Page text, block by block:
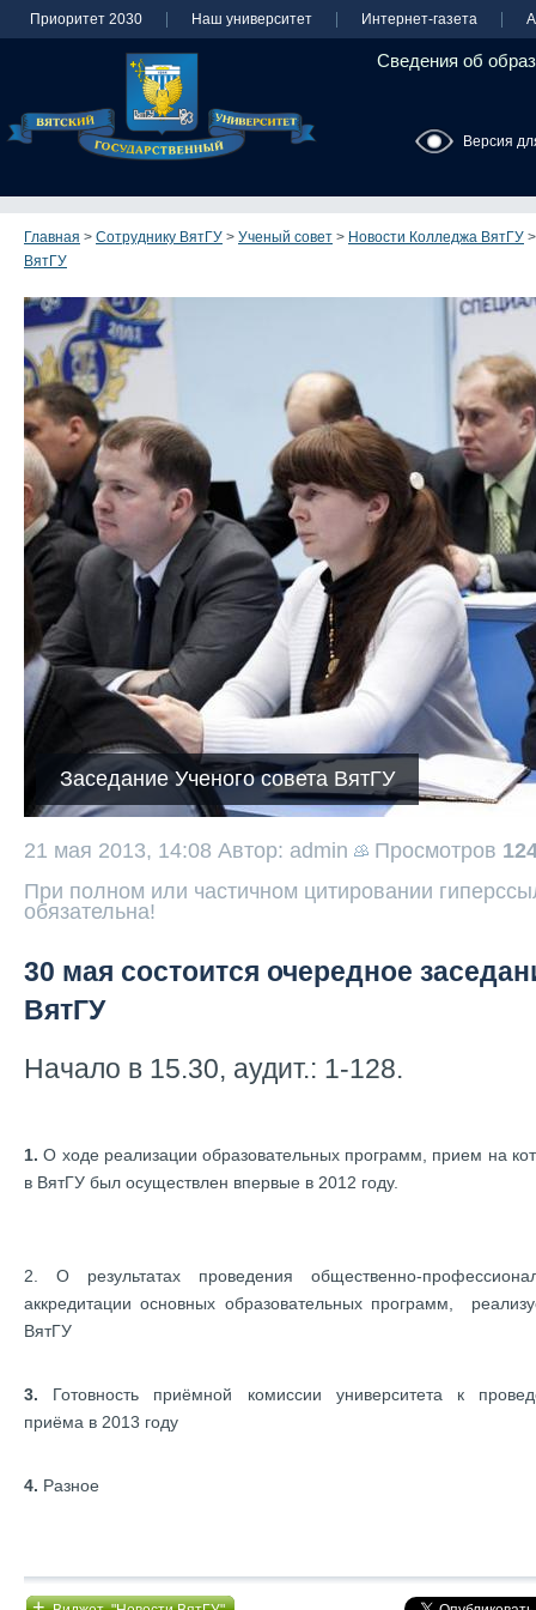
Приоритет 2030 Наш университет Интернет-газета
Сведения об
Версия
Главная > Сотруднику ВятГУ > Ученый совет > Новости Колледжа ВятГУ
ВятГУ
Заседание Ученого совета ВятГУ
21 мая 2013, 14:08 Автор: admin Просмотров
При полном или частичном цитировании
обязательна!
30 мая состоится очередное
ВятГУ
Начало в 15.30, аудит.: 1-128.
1. О ходе реализации образовательных программ, прием на
в ВятГУ был осуществлен впервые в 2012 году.
2. О результатах проведения общественно-
аккредитации основных образовательных программ,
ВятГУ
3. Готовность приёмной комиссии университета к
приёма в 2013 году
4. Разное